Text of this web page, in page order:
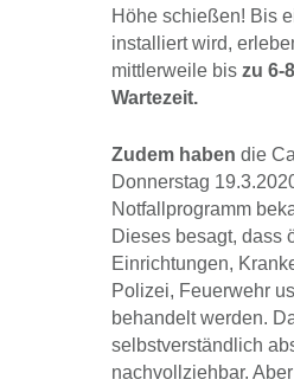
Höhe schießen! Bis
installiert wird,
mittlerweile bis zu 6-
Wartezeit.
Zudem haben die
Donnerstag
Notfallprogramm
Dieses besagt, dass
Einrichtungen,
Polizei, Feuerwehr
behandelt werden.
selbstverständlich
nachvollziehbar.